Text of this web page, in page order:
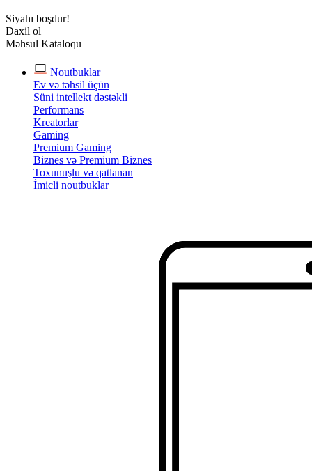
Siyahı boşdur!
Daxil ol
Məhsul Kataloqu
Noutbuklar
Ev və təhsil üçün
Süni intellekt dəstəkli
Performans
Kreatorlar
Gaming
Premium Gaming
Biznes və Premium Biznes
Toxunuşlu və qatlanan
İmicli noutbuklar